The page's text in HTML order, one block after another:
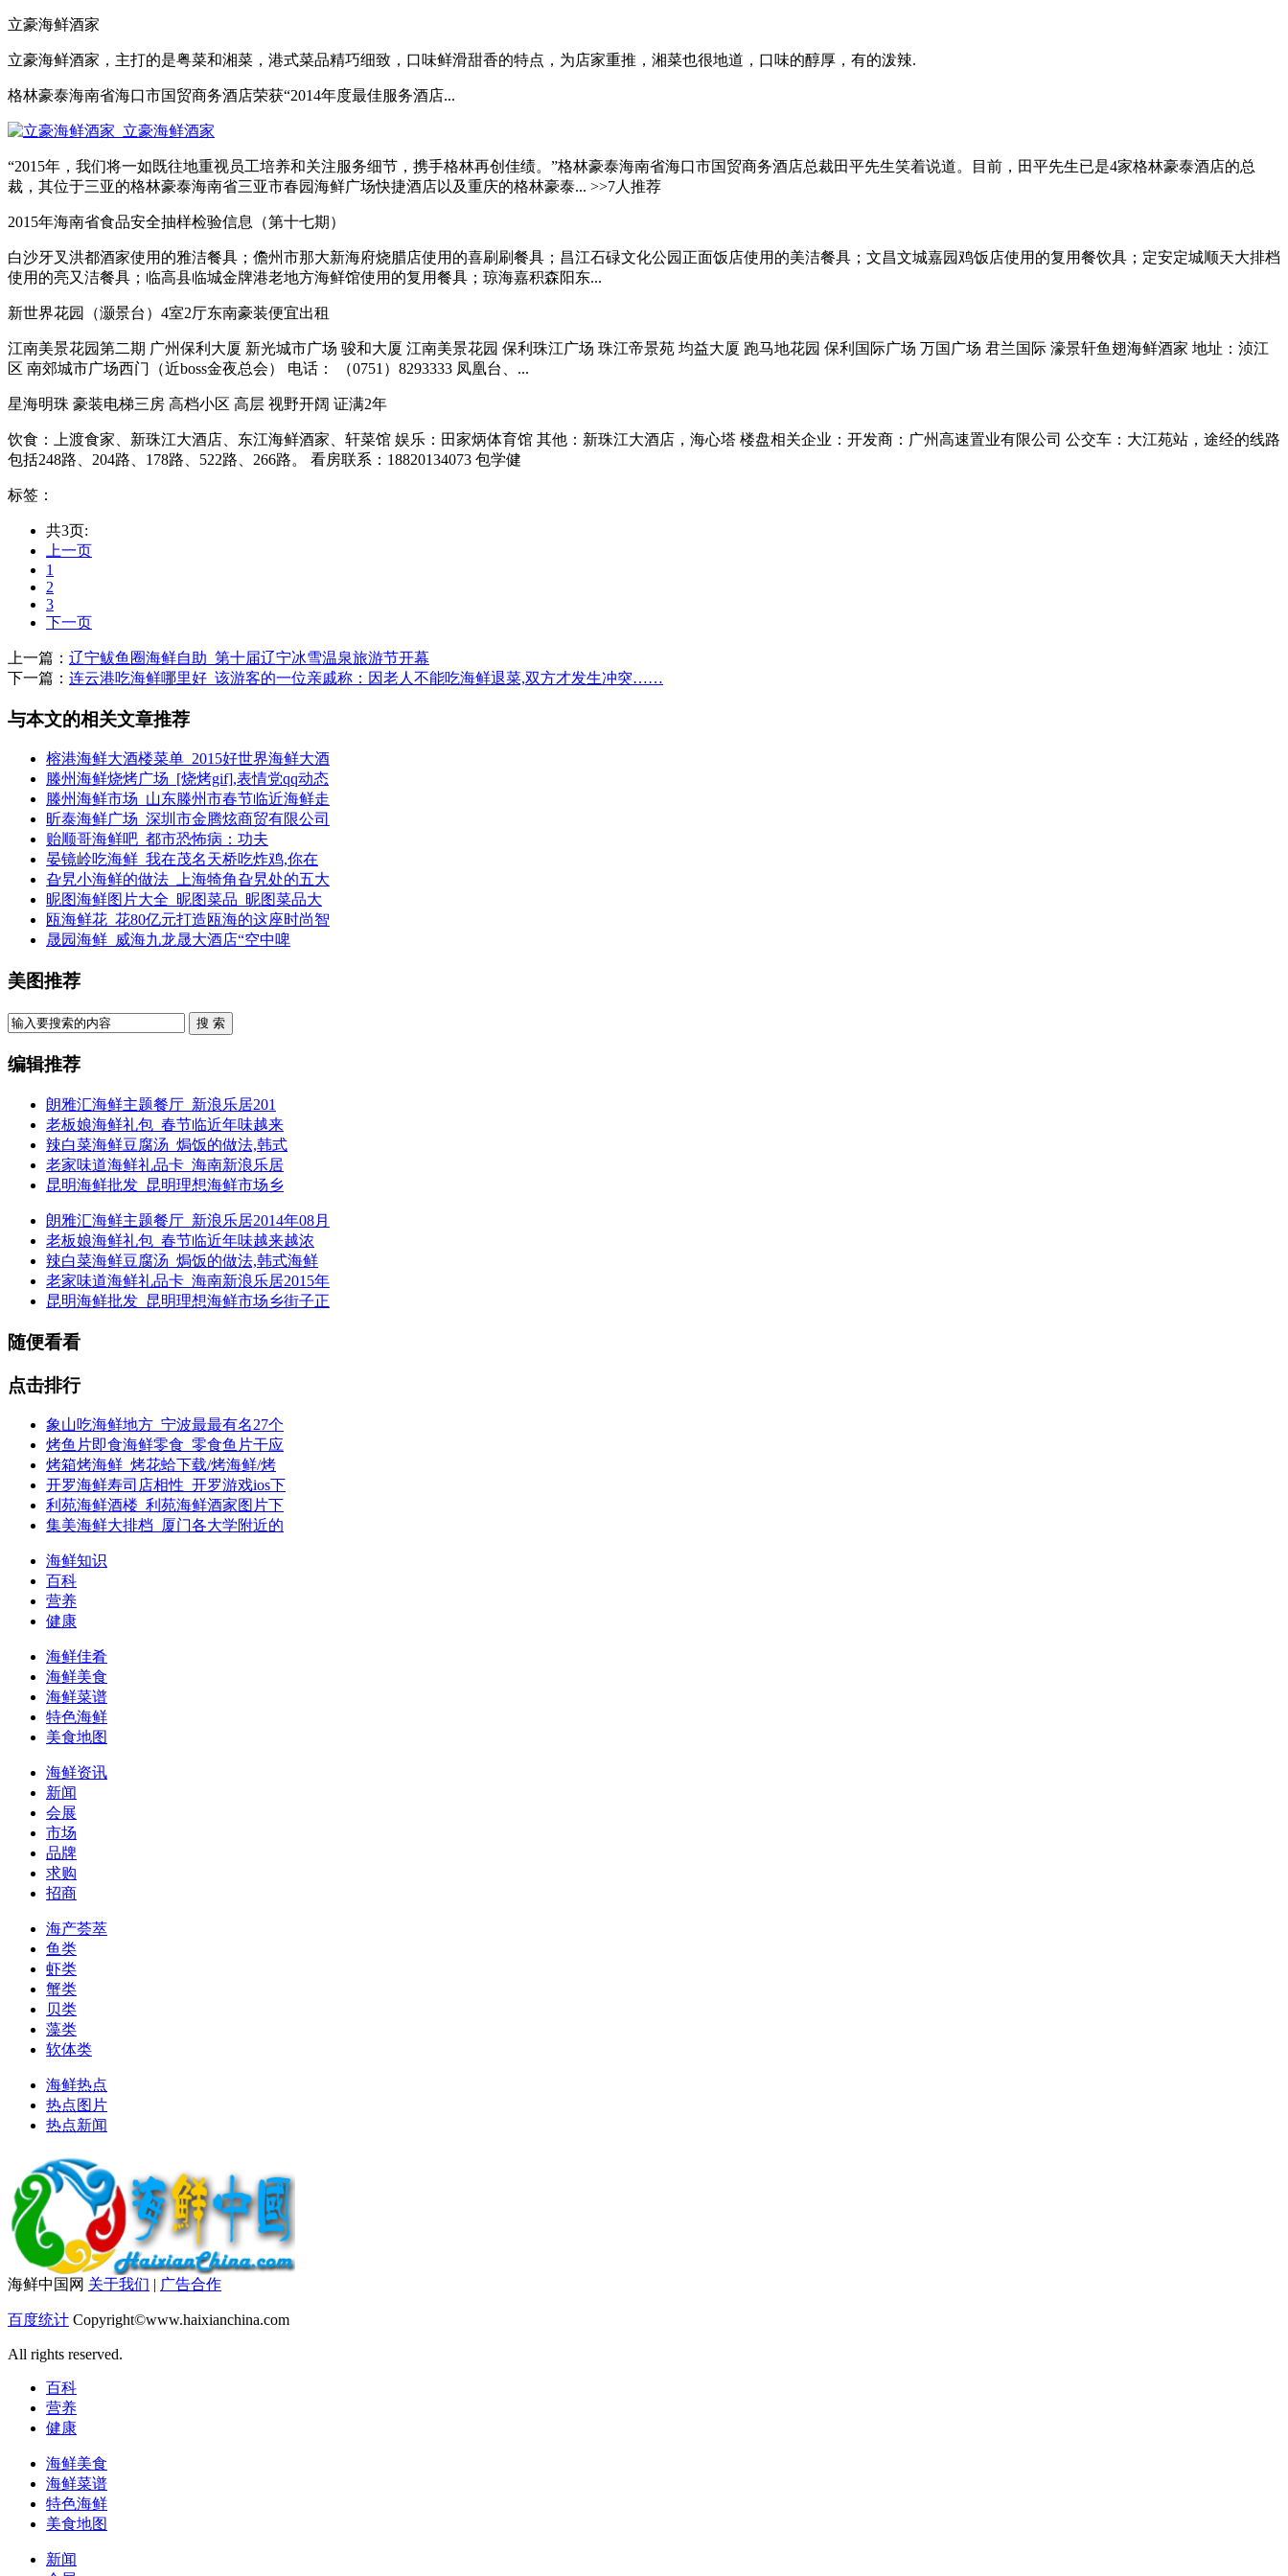
立豪海鲜酒家
立豪海鲜酒家，主打的是粤菜和湘菜，港式菜品精巧细致，口味鲜滑甜香的特点，为店家重推，湘菜也很地道，口味的醇厚，有的泼辣.
格林豪泰海南省海口市国贸商务酒店荣获“2014年度最佳服务酒店...
“2015年，我们将一如既往地重视员工培养和关注服务细节，携手格林再创佳绩。”格林豪泰海南省海口市国贸商务酒店总裁田平先生笑着说道。目前，田平先生已是4家格林豪泰酒店的总
裁，其位于三亚的格林豪泰海南省三亚市春园海鲜广场快捷酒店以及重庆的格林豪泰... >>7人推荐
2015年海南省食品安全抽样检验信息（第十七期）
白沙牙叉洪都酒家使用的雅洁餐具；儋州市那大新海府烧腊店使用的喜刷刷餐具；昌江石碌文化公园正面饭店使用的美洁餐具；文昌文城嘉园鸡饭店使用的复用餐饮具；定安定城顺天大排档
使用的亮又洁餐具；临高县临城金牌港老地方海鲜馆使用的复用餐具；琼海嘉积森阳东...
新世界花园（灏景台）4室2厅东南豪装便宜出租
江南美景花园第二期 广州保利大厦 新光城市广场 骏和大厦 江南美景花园 保利珠江广场 珠江帝景苑 均益大厦 跑马地花园 保利国际广场 万国广场 君兰国际 濠景轩鱼翅海鲜酒家 地址：浈江
区 南郊城市广场西门（近boss金夜总会） 电话： （0751）8293333 凤凰台、...
星海明珠 豪装电梯三房 高档小区 高层 视野开阔 证满2年
饮食：上渡食家、新珠江大酒店、东江海鲜酒家、轩菜馆 娱乐：田家炳体育馆 其他：新珠江大酒店，海心塔 楼盘相关企业：开发商：广州高速置业有限公司 公交车：大江苑站，途经的线路
包括248路、204路、178路、522路、266路。 看房联系：18820134073 包学健
标签：
共3页:
上一页
1
2
3
下一页
上一篇： 辽宁鲅鱼圈海鲜自助_第十届辽宁冰雪温泉旅游节开幕
下一篇： 连云港吃海鲜哪里好_该游客的一位亲戚称：因老人不能吃海鲜退菜,双方才发生冲突……
与本文的相关文章推荐
榕港海鲜大酒楼菜单_2015好世界海鲜大酒
滕州海鲜烧烤广场_[烧烤gif],表情党qq动态
滕州海鲜市场_山东滕州市春节临近海鲜走
昕泰海鲜广场_深圳市金腾炫商贸有限公司
贻顺哥海鲜吧_都市恐怖病：功夫
晏镜岭吃海鲜_我在茂名天桥吃炸鸡,你在
旮旯小海鲜的做法_上海犄角旮旯处的五大
昵图海鲜图片大全_昵图菜品_昵图菜品大
瓯海鲜花_花80亿元打造瓯海的这座时尚智
晟园海鲜_威海九龙晟大酒店“空中啤
美图推荐
搜 索
编辑推荐
朗雅汇海鲜主题餐厅_新浪乐居201
老板娘海鲜礼包_春节临近年味越来
辣白菜海鲜豆腐汤_焗饭的做法,韩式
老家味道海鲜礼品卡_海南新浪乐居
昆明海鲜批发_昆明理想海鲜市场乡
朗雅汇海鲜主题餐厅_新浪乐居2014年08月
老板娘海鲜礼包_春节临近年味越来越浓
辣白菜海鲜豆腐汤_焗饭的做法,韩式海鲜
老家味道海鲜礼品卡_海南新浪乐居2015年
昆明海鲜批发_昆明理想海鲜市场乡街子正
随便看看
点击排行
象山吃海鲜地方_宁波最最有名27个
烤鱼片即食海鲜零食_零食鱼片干应
烤箱烤海鲜_烤花蛤下载/烤海鲜/烤
开罗海鲜寿司店相性_开罗游戏ios下
利苑海鲜酒楼_利苑海鲜酒家图片下
集美海鲜大排档_厦门各大学附近的
海鲜知识
百科
营养
健康
海鲜佳肴
海鲜美食
海鲜菜谱
特色海鲜
美食地图
海鲜资讯
新闻
会展
市场
品牌
求购
招商
海产荟萃
鱼类
虾类
蟹类
贝类
藻类
软体类
海鲜热点
热点图片
热点新闻
海鲜中国网 关于我们 | 广告合作
百度统计 Copyright©www.haixianchina.com
All rights reserved.
百科
营养
健康
海鲜美食
海鲜菜谱
特色海鲜
美食地图
新闻